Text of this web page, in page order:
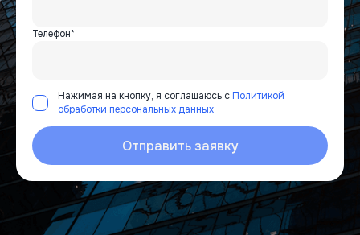
Телефон*
Нажимая на кнопку, я соглашаюсь с Политикой
обработки персональных данных
Отправить заявку